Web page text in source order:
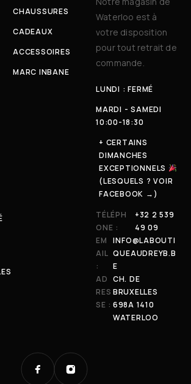
CHAUSSURES
CADEAUX
ACCESSOIRES
MARC INBANE
Waterloo est à
votre disposition
pour tout retrait de
commande.
LUNDI : FERMÉ
MARDI - SAMEDI
10:00-18:30
+ CERTAINS
DIMANCHES
EXCEPTIONNELS
(LESQUELS ? VOIR
FACEBOOK →)
TÉLÉPH
ONE :
+32 2 539
49 09
EM
AIL
:
INFO@LABOUTI
QUEAUDREYB.B
E
AD
RES
SE :
CH. DE
BRUXELLES
698A 1410
WATERLOO